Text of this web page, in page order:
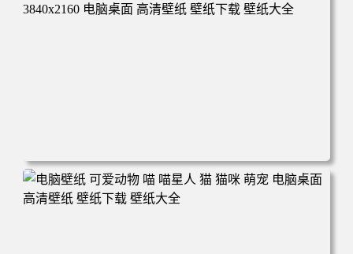
高清壁纸 壁纸下载 壁纸大全
电脑壁纸 动漫 冬季 公交车 朱迪狐尼克 4K 电脑壁纸 3840x2
160 电脑桌面 高清壁纸 壁纸下载 壁纸大全